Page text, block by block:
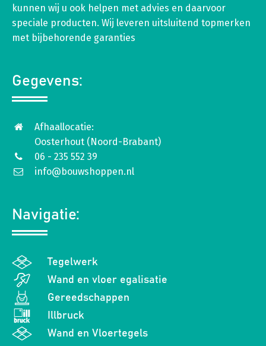
kunnen wij u ook helpen met advies en daarvoor
speciale producten. Wij leveren uitsluitend topmerken
met bijbehorende garanties
Gegevens:
Afhaallocatie:
Oosterhout (Noord-Brabant)
06 - 235 552 39
info@bouwshoppen.nl
Navigatie:
Tegelwerk
Wand en vloer egalisatie
Gereedschappen
Illbruck
Wand en Vloertegels